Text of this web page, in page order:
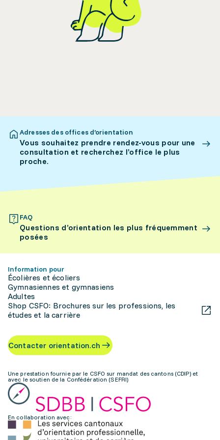
Adresses des offices d’orientation
Vous souhaitez prendre rendez-vous pour une
consultation et recherchez l’office le plus
proche.
FAQ
Questions d’orientation les plus fréquemment
posées
Information pour
Écolières et écoliers
Gymnasiennes et gymnasiens
Adultes
Shop CSFO: Brochures sur les professions, les
études et la carrière
Contacter orientation.ch
Une prestation fournie par le CSFO sur mandat des cantons (CDIP) et
avec le soutien de la Confédération (SEFRI)
En collaboration avec: